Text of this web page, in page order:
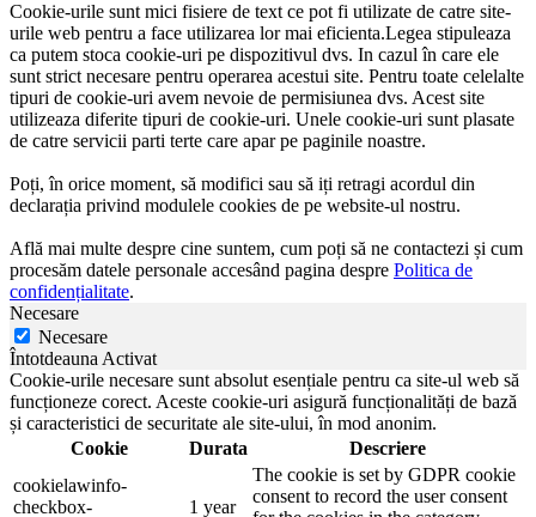
Cookie-urile sunt mici fisiere de text ce pot fi utilizate de catre site-
urile web pentru a face utilizarea lor mai eficienta.Legea stipuleaza
ca putem stoca cookie-uri pe dispozitivul dvs. In cazul în care ele
sunt strict necesare pentru operarea acestui site. Pentru toate celelalte
tipuri de cookie-uri avem nevoie de permisiunea dvs. Acest site
utilizeaza diferite tipuri de cookie-uri. Unele cookie-uri sunt plasate
de catre servicii parti terte care apar pe paginile noastre.
Poți, în orice moment, să modifici sau să iți retragi acordul din
declarația privind modulele cookies de pe website-ul nostru.
Află mai multe despre cine suntem, cum poți să ne contactezi și cum
procesăm datele personale accesând pagina despre Politica de
confidențialitate.
Necesare
Necesare
Întotdeauna Activat
Cookie-urile necesare sunt absolut esențiale pentru ca site-ul web să
funcționeze corect. Aceste cookie-uri asigură funcționalități de bază
și caracteristici de securitate ale site-ului, în mod anonim.
Cookie
Durata
Descriere
cookielawinfo-
checkbox-
1 year
The cookie is set by GDPR cookie
consent to record the user consent